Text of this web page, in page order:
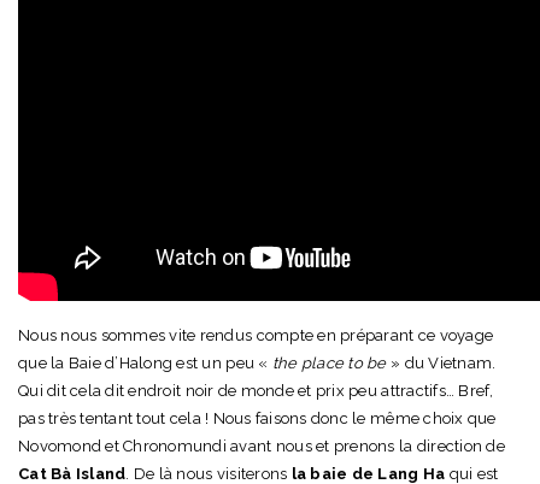
Nous nous sommes vite rendus compte en préparant ce voyage
que la Baie d’Halong est un peu « the place to be» du Vietnam.
Qui dit cela dit endroit noir de monde et prix peu attractifs… Bref,
pas très tentant tout cela ! Nous faisons donc le même choix que
Novomond et Chronomundi avant nous et prenons la direction de
Cat Bà Island . De là nous visiterons la baie de Lang Ha qui est